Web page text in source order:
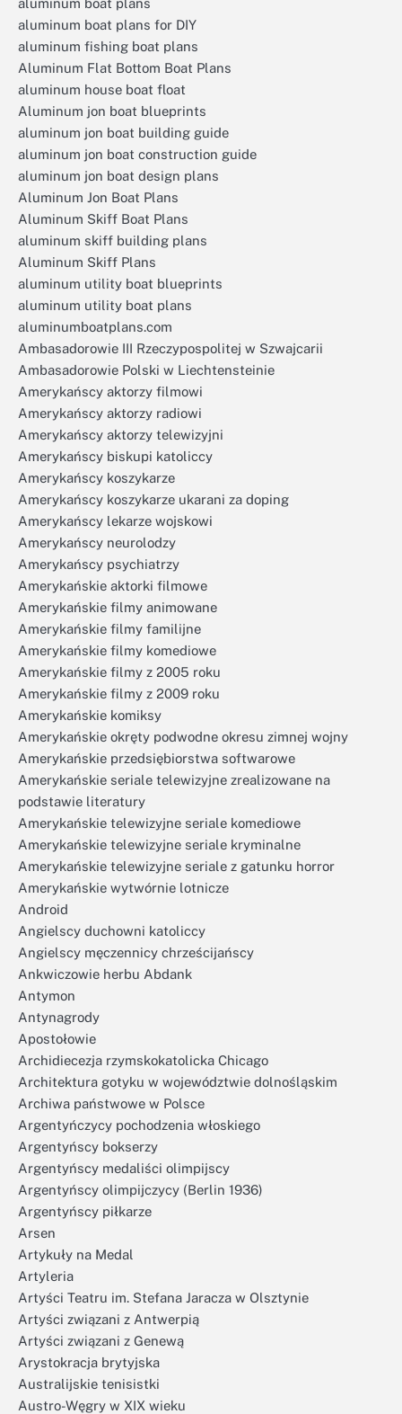
aluminum boat plans
aluminum boat plans for DIY
aluminum fishing boat plans
Aluminum Flat Bottom Boat Plans
aluminum house boat float
Aluminum jon boat blueprints
aluminum jon boat building guide
aluminum jon boat construction guide
aluminum jon boat design plans
Aluminum Jon Boat Plans
Aluminum Skiff Boat Plans
aluminum skiff building plans
Aluminum Skiff Plans
aluminum utility boat blueprints
aluminum utility boat plans
aluminumboatplans.com
Ambasadorowie III Rzeczypospolitej w Szwajcarii
Ambasadorowie Polski w Liechtensteinie
Amerykańscy aktorzy filmowi
Amerykańscy aktorzy radiowi
Amerykańscy aktorzy telewizyjni
Amerykańscy biskupi katoliccy
Amerykańscy koszykarze
Amerykańscy koszykarze ukarani za doping
Amerykańscy lekarze wojskowi
Amerykańscy neurolodzy
Amerykańscy psychiatrzy
Amerykańskie aktorki filmowe
Amerykańskie filmy animowane
Amerykańskie filmy familijne
Amerykańskie filmy komediowe
Amerykańskie filmy z 2005 roku
Amerykańskie filmy z 2009 roku
Amerykańskie komiksy
Amerykańskie okręty podwodne okresu zimnej wojny
Amerykańskie przedsiębiorstwa softwarowe
Amerykańskie seriale telewizyjne zrealizowane na
podstawie literatury
Amerykańskie telewizyjne seriale komediowe
Amerykańskie telewizyjne seriale kryminalne
Amerykańskie telewizyjne seriale z gatunku horror
Amerykańskie wytwórnie lotnicze
Android
Angielscy duchowni katoliccy
Angielscy męczennicy chrześcijańscy
Ankwiczowie herbu Abdank
Antymon
Antynagrody
Apostołowie
Archidiecezja rzymskokatolicka Chicago
Architektura gotyku w województwie dolnośląskim
Archiwa państwowe w Polsce
Argentyńczycy pochodzenia włoskiego
Argentyńscy bokserzy
Argentyńscy medaliści olimpijscy
Argentyńscy olimpijczycy (Berlin 1936)
Argentyńscy piłkarze
Arsen
Artykuły na Medal
Artyleria
Artyści Teatru im. Stefana Jaracza w Olsztynie
Artyści związani z Antwerpią
Artyści związani z Genewą
Arystokracja brytyjska
Australijskie tenisistki
Austro-Węgry w XIX wieku